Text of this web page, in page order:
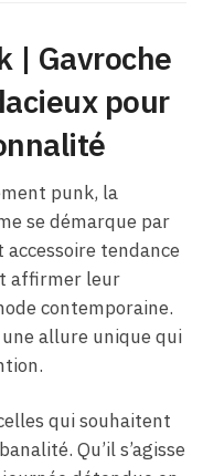
| Gavroche
pour
punk, la
se démarque par
accessoire tendance
affirmer leur
contemporaine.
allure unique qui
qui souhaitent
Qu’il s’agisse